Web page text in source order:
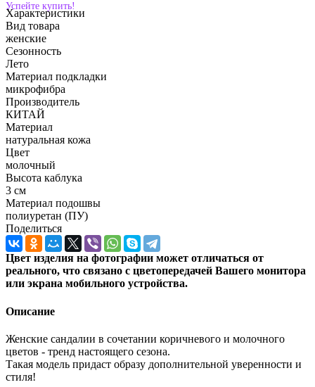
Успейте купить!
Характеристики
Вид товара
женские
Сезонность
Лето
Материал подкладки
микрофибра
Производитель
КИТАЙ
Материал
натуральная кожа
Цвет
молочный
Высота каблука
3 см
Материал подошвы
полиуретан (ПУ)
Поделиться
Цвет изделия на фотографии может отличаться от
реального, что связано с цветопередачей Вашего монитора
или экрана мобильного устройства.
Описание
Женские сандалии в сочетании коричневого и молочного
цветов - тренд настоящего сезона.
Такая модель придаст образу дополнительной уверенности и
стиля!